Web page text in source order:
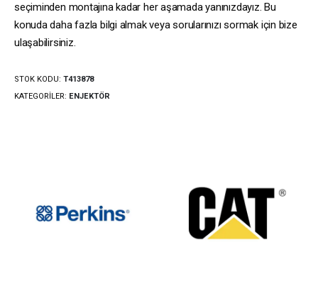
seçiminden montajına kadar her aşamada yanınızdayız. Bu
konuda daha fazla bilgi almak veya sorularınızı sormak için bize
ulaşabilirsiniz.
STOK KODU: T413878
KATEGORILER: ENJEKTÖR